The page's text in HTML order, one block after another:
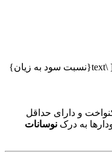
نسبت میانگین سود به میانگین زیان. این نشان می‌دهد که آیا معاملات برنده، به طور متوسط از معاملات بازنده بزرگ‌تر هستند یا خیر. [ \text{نسبت سود به زیان}
و دارای حداقل
به درک نوسانات